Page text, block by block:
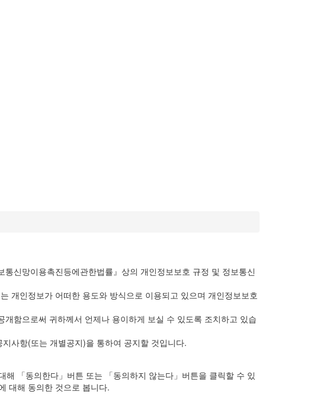
신망이용촉진등에관한법률』상의 개인정보보호 규정 및 정보통신
개인정보가 어떠한 용도와 방식으로 이용되고 있으며 개인정보보호
함으로써 귀하께서 언제나 용이하게 보실 수 있도록 조치하고 있습
사항(또는 개별공지)을 통하여 공지할 것입니다.
「동의한다」버튼 또는 「동의하지 않는다」버튼을 클릭할 수 있
대해 동의한 것으로 봅니다.